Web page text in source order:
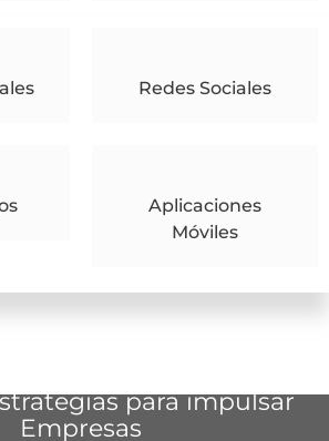
Redes Sociales
Aplicaciones
Móviles
para impulsar
Empresas